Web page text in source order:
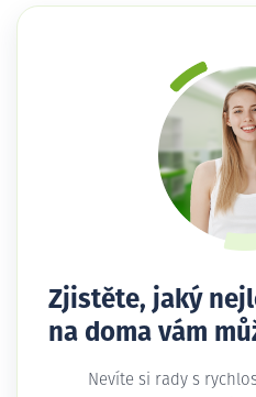
Zjistěte, jaký
na doma vám
Nevíte si rady s